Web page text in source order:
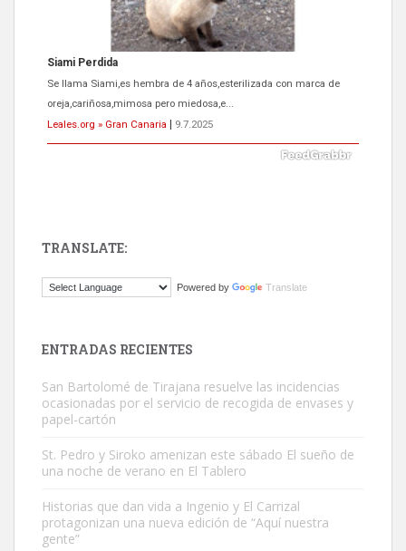
ADOPCIÓN URGENTE GATA TEROR GRAN CANARIA
El ayuntamiento se va a llevar a Los Gatos callejeros de la zona los
próximos días, ella incluida...
Leales.org » Gran Canaria
9.7.2025
Este gato macho ha aparecido en la calle hace menos de un mes,
Busco adopción responsable para mi perra. Pastor alemán,
hembra, 4 años. Por motivos personales ...
Leales.org » Gran Canaria
TRANSLATE:
Powered by Translate
ENTRADAS RECIENTES
San Bartolomé de Tirajana resuelve las incidencias
ocasionadas por el servicio de recogida de envases y
papel-cartón
St. Pedro y Siroko amenizan este sábado El sueño de
una noche de verano en El Tablero
Historias que dan vida a Ingenio y El Carrizal
protagonizan una nueva edición de “Aquí nuestra
gente”